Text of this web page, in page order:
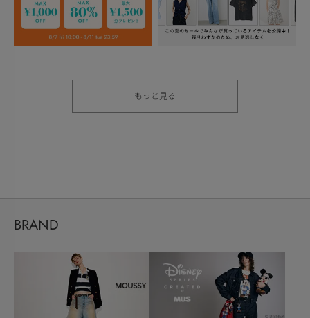
もっと見る
BRAND